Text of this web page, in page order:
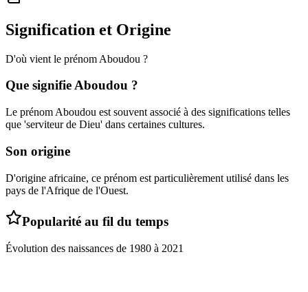
Signification et Origine
D'où vient le prénom Aboudou ?
Que signifieAboudou ?
Le prénom Aboudou est souvent associé à des significations telles
que 'serviteur de Dieu' dans certaines cultures.
Son origine
D'origine africaine, ce prénom est particulièrement utilisé dans les
pays de l'Afrique de l'Ouest.
Popularité au fil du temps
Évolution des naissances de 1980 à 2021